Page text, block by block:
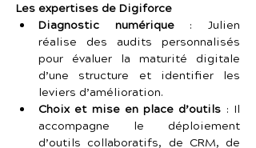
Les expertises de Digiforce
Diagnostic numérique : Julien
réalise des audits personnalisés
pour évaluer la maturité digitale
d’une structure et identifier les
leviers d’amélioration.
Choix et mise en place d’outils : Il
accompagne le déploiement
d’outils collaboratifs, de CRM, de